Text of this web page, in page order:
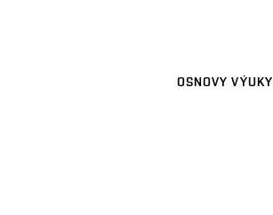
OSNOVY VÝUKY